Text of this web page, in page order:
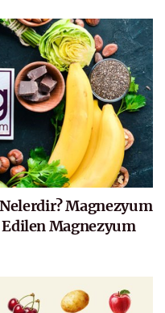
Magnezyum
Magnezyum